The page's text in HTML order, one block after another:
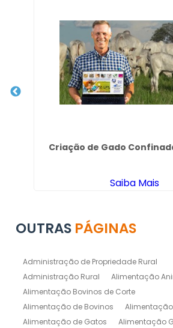
Criação de Gado
Saiba Mais
OUTRAS PÁGINAS
Administração de Propriedade Rural
Administração Rural
Alimentação
Alimentação Bovinos de Corte
Alimentação de Bovinos
Alimentação de Gatos
Alimentação